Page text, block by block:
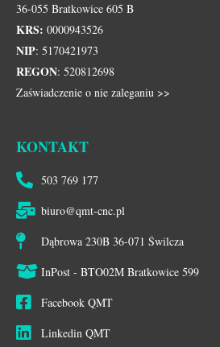
36-055 Bratkowice 605 B
KRS: 0000943526
NIP: 5170421973
REGON: 520812698
Zaświadczenie o nie zaleganiu >>
KONTAKT
503 769 177
biuro@qmt-cnc.pl
Dąbrowa 230B 36-071 Świlcza
InPost - BTO02M Bratkowice 599
Facebook QMT
Linkedin QMT